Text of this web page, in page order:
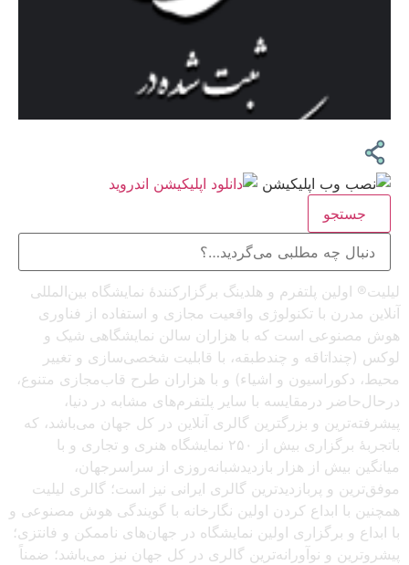
جستجو
لیلیت® اولین پلتفرم و هلدینگ برگزارکنندهٔ نمایشگاه بین‌المللی
آنلاین مدرن با تکنولوژی واقعیت مجازی و استفاده از فناوری
هوش مصنوعی است که با هزاران سالن نمایشگاهی شیک و
لوکس (چنداتاقه و چندطبقه، با قابلیت شخصی‌سازی و تغییر
محیط، دکوراسیون و اشیاء) و با هزاران طرح قاب‌مجازی متنوع،
درحال‌حاضر درمقایسه با سایر پلتفرم‌های مشابه در دنیا،
پیشرفته‌ترین و بزرگترین گالری آنلاین در کل جهان می‌باشد، که
باتجربهٔ برگزاری بیش از ۲۵۰ نمایشگاه هنری و تجاری و با
میانگین بیش از هزار بازدیدشبانه‌روزی از سراسرجهان،
موفق‌ترین و پربازدیدترین گالری ایرانی نیز است؛ گالری لیلیت
همچنین با ابداع کردن اولین نگارخانه با گویندگی هوش مصنوعی و
با ابداع و برگزاری اولین نمایشگاه در جهان‌های ناممکن و فانتزی؛
پیشروترین و نوآورانه‌ترین گالری در کل جهان نیز می‌باشد؛ ضمناً